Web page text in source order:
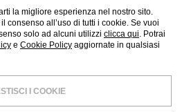
la migliore esperienza nel nostro sito.
consenso all’uso di tutti i cookie. Se vuoi
solo ad alcuni utilizzi clicca qui. Potrai
e Cookie Policy aggiornate in qualsiasi
I COOKIE